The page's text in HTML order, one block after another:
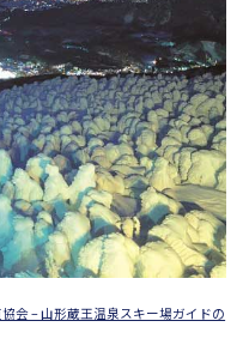
会 – 山形蔵王温泉スキー場ガイドの